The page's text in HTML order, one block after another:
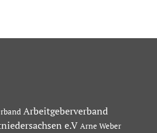
Arbeitgeberverband
e.V Arne Weber